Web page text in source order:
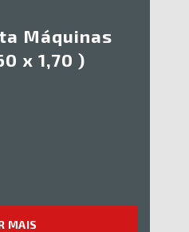
Máquinas
x 1,70 )
MAIS